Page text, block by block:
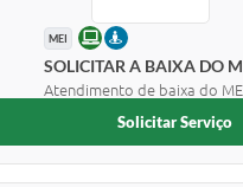
MEI ONLINEPRESENCIAL
SOLICITAR A BAIXA DO
Atendimento de baixa do
Solicitar Serviço